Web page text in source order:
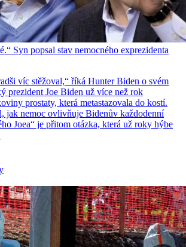
Syn popsal stav nemocného exprezidenta
víc stěžoval,“ říká Hunter Biden o svém
prezident Joe Biden už více než rok
prostaty, která metastazovala do kostí.
jak nemoc ovlivňuje Bidenův každodenní
Joea“ je přitom otázka, která už roky hýbe